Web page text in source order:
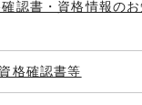
認書・資格情報の
格確認書等